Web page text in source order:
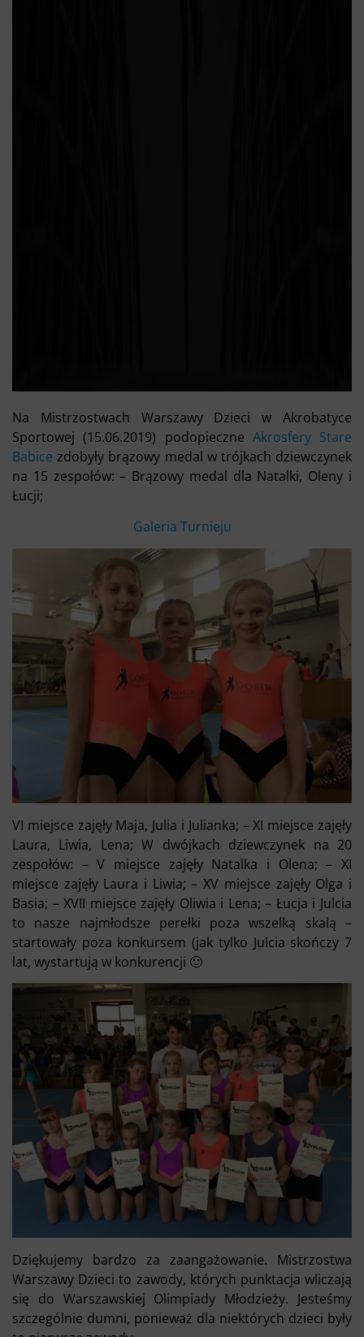
Na Mistrzostwach Warszawy Dzieci w Akrobatyce
Sportowej (15.06.2019) podopieczne Akrosfery Stare
Babice zdobyły brązowy medal w trójkach dziewczynek
na 15 zespołów: – Brązowy medal dla Natalki, Oleny i
Łucji;
Galeria Turnieju
VI miejsce zajęły Maja, Julia i Julianka; – XI miejsce zajęły
Laura, Liwia, Lena; W dwójkach dziewczynek na 20
zespołów: – V miejsce zajęły Natalka i Olena; – XI
miejsce zajęły Laura i Liwia; – XV miejsce zajęły Olga i
Basia; – XVII miejsce zajęły Oliwia i Lena; – Łucja i Julcia
to nasze najmłodsze perełki poza wszelką skalą –
startowały poza konkursem (jak tylko Julcia skończy 7
lat, wystartują w konkurencji 🙂
Dziękujemy bardzo za zaangażowanie. Mistrzostwa
Warszawy Dzieci to zawody, których punktacja wliczają
się do Warszawskiej Olimpiady Młodzieży. Jesteśmy
szczególnie dumni, ponieważ dla niektórych dzieci były